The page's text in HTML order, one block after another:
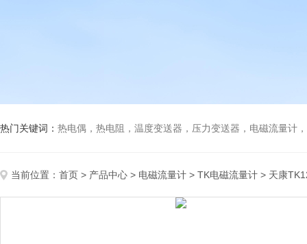
热门关键词： 热电偶，热电阻，温度变送器，压力变送器，电磁流量计，
当前位置： 首页 > 产品中心 > 电磁流量计 > TK电磁流量计 > 天康